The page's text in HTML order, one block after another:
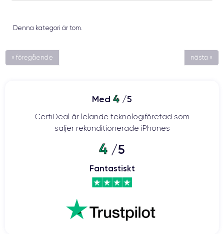
Denna kategori är tom.
« föregående nästa »
Med 4 /5
CertiDeal är lelande teknologiföretad som
säljer rekonditionerade iPhones
4 /5
Fantastiskt